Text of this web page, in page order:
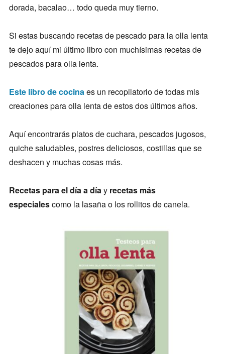
dorada, bacalao… todo queda muy tierno.
Si estas buscando recetas de pescado para la olla lenta
te dejo aquí mi último libro con muchísimas recetas de
pescados para olla lenta.
Este libro de cocinaes un recopilatorio de todas mis
creaciones para olla lenta de estos dos últimos años.
Aquí encontrarás platos de cuchara, pescados jugosos,
quiche saludables, postres deliciosos, costillas que se
deshacen y muchas cosas más.
Recetas para el día a díay recetas más
especialescomo la lasaña o los rollitos de canela.